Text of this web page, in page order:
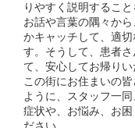
りやすく説明するこ
お話や言葉の隅々か
かキャッチして、適
す。そうして、患者
て、安心してお帰りい
この街にお住まいの
ように、スタッフ一
症状や、お悩み、お